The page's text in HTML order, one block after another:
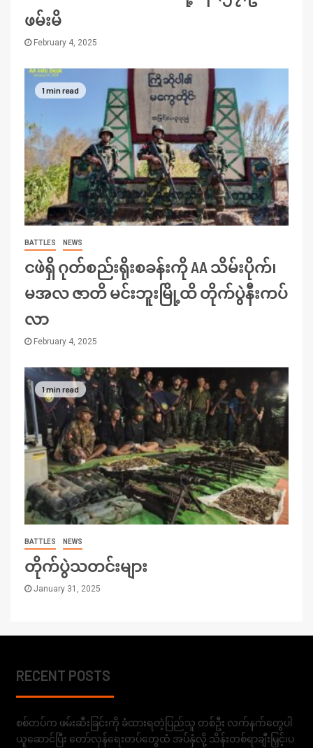
ဖမ်းမိ
February 4, 2025
1 min read
BATTLES NEWS
ငဖဲရှိ ဂုတ်စည်းရိုးစခန်းကို AA သိမ်းပိုက်၊
မအလ ဇာတိ မင်းဘူးမြို့ထိ တိုက်ပွဲနီးကပ်
လာ
February 4, 2025
1 min read
BATTLES NEWS
တိုက်ပွဲသတင်းများ
January 31, 2025
RECENT POSTS
စစ်တပ်က ဖမ်းဆီးခြင်းကို ခံထားရတဲ့ပြည်သူ တစ်ဦး လက်နက်တွေပါ
ယူဆောင်ပြီး တော်လှန်ရေးတပ်တွေထံ အပ်နှံလို့ သိန်းတစ်ရာချီးမြှင့်၊ပ